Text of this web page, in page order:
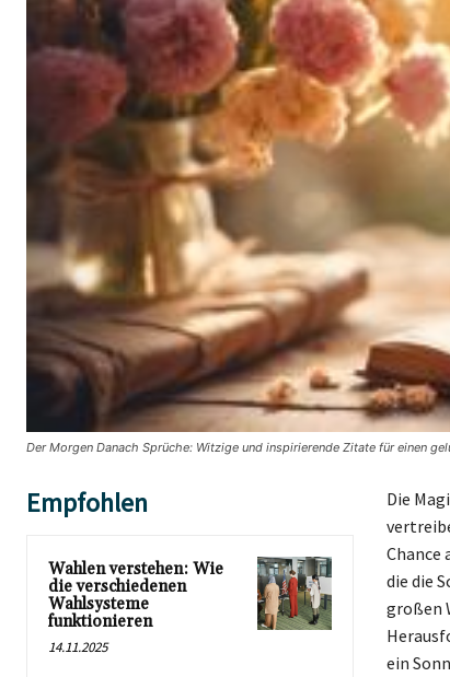
Der Morgen Danach Sprüche: Witzige und inspirierende Zitate für einen
Empfohlen
Wahlen verstehen: Wie
die verschiedenen
Wahlsysteme
funktionieren
14.11.2025
Die
Chance
die die
großen
ein